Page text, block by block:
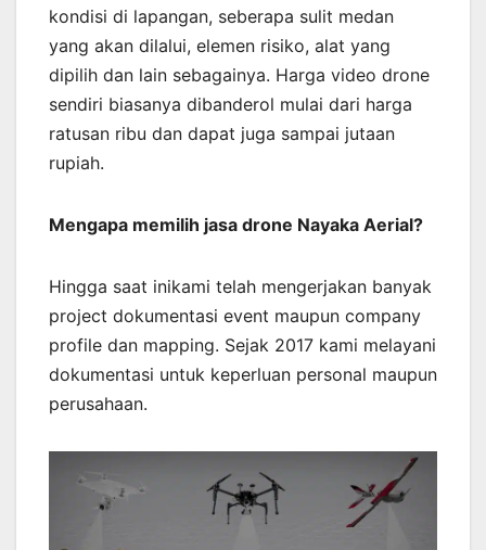
kondisi di lapangan, seberapa sulit medan
yang akan dilalui, elemen risiko, alat yang
dipilih dan lain sebagainya. Harga video drone
sendiri biasanya dibanderol mulai dari harga
ratusan ribu dan dapat juga sampai jutaan
rupiah.
Mengapa memilih jasa drone Nayaka Aerial?
Hingga saat inikami telah mengerjakan banyak
project dokumentasi event maupun company
profile dan mapping. Sejak 2017 kami melayani
dokumentasi untuk keperluan personal maupun
perusahaan.